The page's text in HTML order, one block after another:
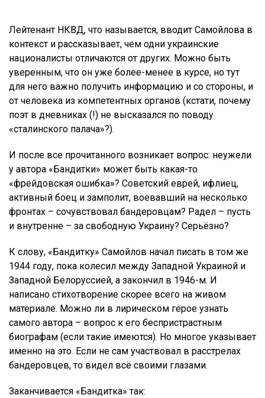
Лейтенант НКВД, что называется, вводит Самойлова в
контекст и рассказывает, чем одни украинские
националисты отличаются от других. Можно быть
уверенным, что он уже более-менее в курсе, но тут
для него важно получить информацию и со стороны, и
от человека из компетентных органов (кстати, почему
поэт в дневниках (!) не высказался по поводу
«сталинского палача»?).
И после все прочитанного возникает вопрос: неужели
у автора «Бандитки» может быть какая-то
«фрейдовская ошибка»? Советский еврей, ифлиец,
активный боец и замполит, воевавший на несколько
фронтах – сочувствовал бандеровцам? Радел – пусть
и внутренне – за свободную Украину? Серьёзно?
К слову, «Бандитку» Самойлов начал писать в том же
1944 году, пока колесил между Западной Украиной и
Западной Белоруссией, а закончил в 1946-м. И
написано стихотворение скорее всего на живом
материале. Можно ли в лирическом герое узнать
самого автора – вопрос к его беспристрастным
биографам (если такие имеются). Но многое указывает
именно на это. Если не сам участвовал в расстрелах
бандеровцев, то видел всё своими глазами.
Заканчивается «Бандитка» так: